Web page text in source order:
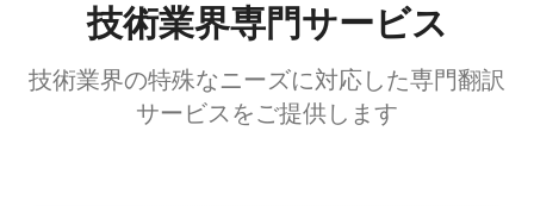
技術業界専門サービス
技術業界の特殊なニーズに対応した専門翻訳
サービスをご提供します